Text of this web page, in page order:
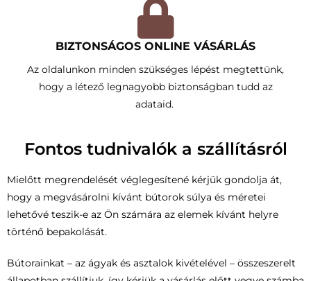
BIZTONSÁGOS ONLINE VÁSÁRLÁS
Az oldalunkon minden szükséges lépést megtettünk,
hogy a létező legnagyobb biztonságban tudd az
adataid.
Fontos tudnivalók a szállításról
Mielőtt megrendelését véglegesítené kérjük gondolja át,
hogy a megvásárolni kívánt bútorok súlya és méretei
lehetővé teszik-e az Ön számára az elemek kívánt helyre
történő bepakolását.
Bútorainkat – az ágyak és asztalok kivételével – összeszerelt